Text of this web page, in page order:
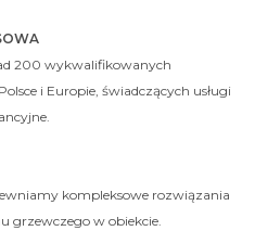
200 wykwalifikowanych
i Europie, świadczących usługi
kompleksowe rozwiązania
grzewczego w obiekcie.